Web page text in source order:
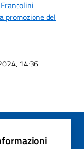
promozione del
14:36